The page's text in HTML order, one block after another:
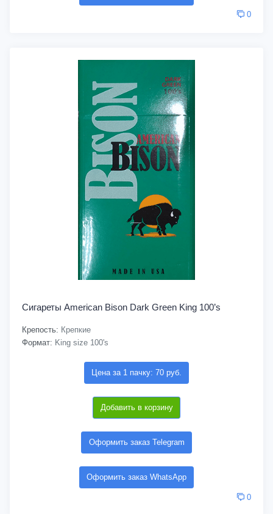
0
Сигареты American Bison Dark Green King 100’s
Крепость: Крепкие
Формат: King size 100's
Цена за 1 пачку: 70 руб.
Добавить в корзину
Оформить заказ Telegram
Оформить заказ WhatsApp
0